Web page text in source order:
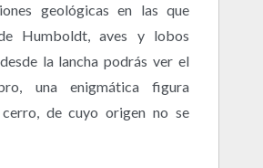
geológicas en las que
Humboldt, aves y lobos
la lancha podrás ver el
una enigmática figura
de cuyo origen no se